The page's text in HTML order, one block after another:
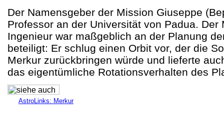
Der Namensgeber der Mission Giuseppe
Professor an der Universität von Padua. Der
Ingenieur war maßgeblich an der Planung
beteiligt: Er schlug einen Orbit vor, der die
Merkur zurückbringen würde und lieferte
das eigentümliche Rotationsverhalten des
AstroLinks: Merkur